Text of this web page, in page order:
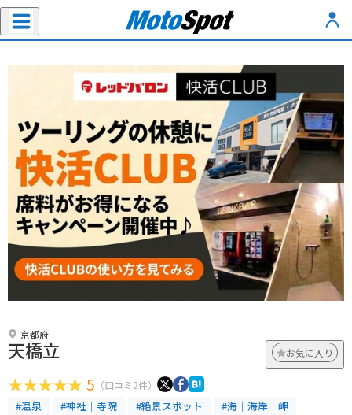
京都府
天橋立 お気に入り
5 （口コミ2件）
#温泉 #神社｜寺院 #絶景スポット #海｜海岸｜岬